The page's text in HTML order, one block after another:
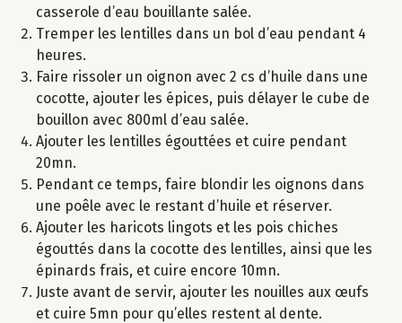
casserole d’eau bouillante salée.
Tremper les lentilles dans un bol d’eau pendant 4
heures.
Faire rissoler un oignon avec 2 cs d’huile dans une
cocotte, ajouter les épices, puis délayer le cube de
bouillon avec 800ml d’eau salée.
Ajouter les lentilles égouttées et cuire pendant
20mn.
Pendant ce temps, faire blondir les oignons dans
une poêle avec le restant d’huile et réserver.
Ajouter les haricots lingots et les pois chiches
égouttés dans la cocotte des lentilles, ainsi que les
épinards frais, et cuire encore 10mn.
Juste avant de servir, ajouter les nouilles aux œufs
et cuire 5mn pour qu’elles restent al dente.